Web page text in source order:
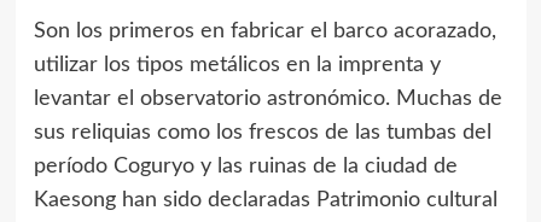
Son los primeros en fabricar el barco acorazado,
utilizar los tipos metálicos en la imprenta y
levantar el observatorio astronómico. Muchas de
sus reliquias como los frescos de las tumbas del
período Coguryo y las ruinas de la ciudad de
Kaesong han sido declaradas Patrimonio cultural